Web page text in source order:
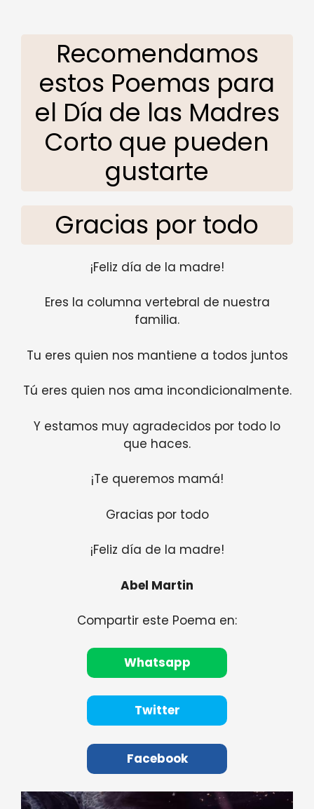
Recomendamos
estos Poemas para
el Día de las Madres
Corto que pueden
gustarte
Gracias por todo
¡Feliz día de la madre!
Eres la columna vertebral de nuestra
familia.
Tu eres quien nos mantiene a todos juntos
Tú eres quien nos ama incondicionalmente.
Y estamos muy agradecidos por todo lo
que haces.
¡Te queremos mamá!
Gracias por todo
¡Feliz día de la madre!
Abel Martin
Compartir este Poema en:
Whatsapp
Twitter
Facebook